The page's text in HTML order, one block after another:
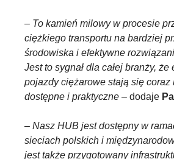
– To kamień milowy w procesie
ciężkiego transportu na bardziej
środowiska i efektywne
Jest to sygnał dla całej branży, że
pojazdy ciężarowe stają się coraz
dostępne i praktyczne – dodaje
– Nasz HUB jest dostępny w
sieciach polskich i
jest także przygotowany